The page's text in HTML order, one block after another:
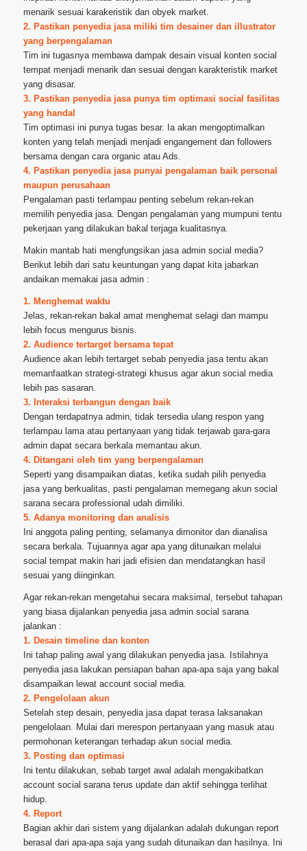
menarik sesuai karakeristik dan obyek market.
2. Pastikan penyedia jasa miliki tim desainer dan illustrator
yang berpengalaman
Tim ini tugasnya membawa dampak desain visual konten social
tempat menjadi menarik dan sesuai dengan karakteristik market
yang disasar.
3. Pastikan penyedia jasa punya tim optimasi social fasilitas
yang handal
Tim optimasi ini punya tugas besar. Ia akan mengoptimalkan
konten yang telah menjadi menjadi engangement dan followers
bersama dengan cara organic atau Ads.
4. Pastikan penyedia jasa punyai pengalaman baik personal
maupun perusahaan
Pengalaman pasti terlampau penting sebelum rekan-rekan
memilih penyedia jasa. Dengan pengalaman yang mumpuni tentu
pekerjaan yang dilakukan bakal terjaga kualitasnya.
Makin mantab hati mengfungsikan jasa admin social media?
Berikut lebih dari satu keuntungan yang dapat kita jabarkan
andaikan memakai jasa admin :
1. Menghemat waktu
Jelas, rekan-rekan bakal amat menghemat selagi dan mampu
lebih focus mengurus bisnis.
2. Audience tertarget bersama tepat
Audience akan lebih tertarget sebab penyedia jasa tentu akan
memanfaatkan strategi-strategi khusus agar akun social media
lebih pas sasaran.
3. Interaksi terbangun dengan baik
Dengan terdapatnya admin, tidak tersedia ulang respon yang
terlampau lama atau pertanyaan yang tidak terjawab gara-gara
admin dapat secara berkala memantau akun.
4. Ditangani oleh tim yang berpengalaman
Seperti yang disampaikan diatas, ketika sudah pilih penyedia
jasa yang berkualitas, pasti pengalaman memegang akun social
sarana secara professional udah dimiliki.
5. Adanya monitoring dan analisis
Ini anggota paling penting, selamanya dimonitor dan dianalisa
secara berkala. Tujuannya agar apa yang ditunaikan melalui
social tempat makin hari jadi efisien dan mendatangkan hasil
sesuai yang diinginkan.
Agar rekan-rekan mengetahui secara maksimal, tersebut tahapan
yang biasa dijalankan penyedia jasa admin social sarana
jalankan :
1. Desain timeline dan konten
Ini tahap paling awal yang dilakukan penyedia jasa. Istilahnya
penyedia jasa lakukan persiapan bahan apa-apa saja yang bakal
disampaikan lewat account social media.
2. Pengelolaan akun
Setelah step desain, penyedia jasa dapat terasa laksanakan
pengelolaan. Mulai dari merespon pertanyaan yang masuk atau
permohonan keterangan terhadap akun social media.
3. Posting dan optimasi
Ini tentu dilakukan, sebab target awal adalah mengakibatkan
account social sarana terus update dan aktif sehingga terlihat
hidup.
4. Report
Bagian akhir dari sistem yang dijalankan adalah dukungan report
berasal dari apa-apa saja yang sudah ditunaikan dan hasilnya. Ini